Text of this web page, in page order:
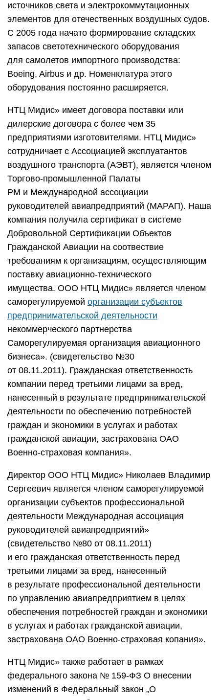
источников света и электрокоммутационных
элементов для отечественных воздушных судов.
С 2005 года начато формирование складских
запасов светотехнического оборудования
для самолетов импортного производства:
Boeing, Airbus и др. Номенклатура этого
оборудования постоянно расширяется.
НТЦ Мидис» имеет договора поставки или
дилерские договора с более чем 35
предприятиями изготовителями. НТЦ Мидис»
сотрудничает с Ассоциацией эксплуатантов
воздушного транспорта (АЭВТ), является членом
Торгово-промышленной Палаты
РМ и Международной ассоциации
руководителей авиапредприятий (МАРАП). Наша
компания получила сертификат в системе
Добровольной Сертификации Объектов
Гражданской Авиации на соотвествие
требованиям к организациям, осуществляющим
поставку авиационно-технического
имущества. ООО НТЦ Мидис» является членом
саморегулируемой организации субъектов
предпринимательской деятельности
некоммерческого партнерства
Саморегулируемая организация авиационного
бизнеса». (свидетельство №30
от 08.11.2011). Гражданская ответственность
компании перед третьими лицами за вред,
нанесенный в результате предпринимательской
деятельности по обеспечению потребностей
граждан и экономики в услугах и работах
гражданской авиации, застрахована ОАО
Военно-страховая компания».
Директор ООО НТЦ Мидис» Николаев Владимир
Сергеевич является членом саморегулируемой
организации субъектов профессиональной
деятельности Международная ассоциация
руководителей авиапредприятий»
(свидетельство №80 от 08.11.2011)
и его гражданская ответственность перед
третьими лицами за вред, нанесенный
в результате профессиональной деятельности
по управлению авиапредприятием в целях
обеспечения потребностей граждан и экономики
в услугах и работах гражданской авиации,
застрахована ОАО Военно-страховая копания».
НТЦ Мидис» также работает в рамках
федерального закона № 159-ФЗ О внесении
изменений в Федеральный закон „О